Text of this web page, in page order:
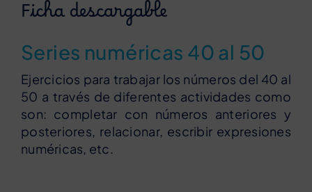
Ficha descargable
Series numéricas 40 al 50
Ejercicios para trabajar los números del 40 al
50 a través de diferentes actividades como
son: completar con números anteriores y
posteriores, relacionar, escribir expresiones
numéricas, etc.